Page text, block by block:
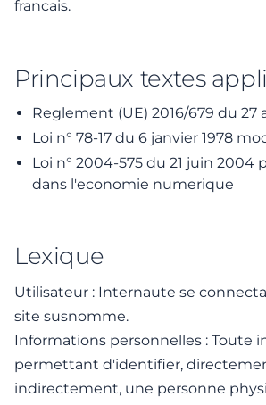
francais.
Principaux textes
Reglement (UE) 2016/679 du 27
Loi n° 78-17 du 6 janvier 1978
Loi n° 2004-575 du 21 juin 2004
dans l'economie numerique
Lexique
Utilisateur : Internaute se
site susnomme.
Informations personnelles : Toute
permettant d'identifier,
indirectement, une personne